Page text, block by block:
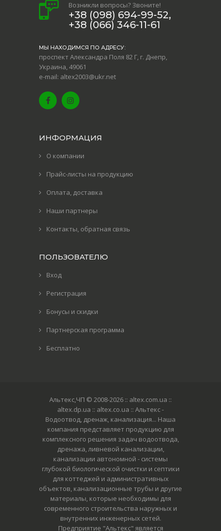
Возникли вопросы? Звоните!
+38 (098) 694-99-52,
+38 (066) 346-11-61
МЫ НАХОДИМСЯ ПО АДРЕСУ:
проспект Александра Поля 82 Г, г. Днепр,
Украина, 49061
e-mail: altex2003@ukr.net
ИНФОРМАЦИЯ
О компании
Прайс-листы на продукцию
Оплата, доставка
Наши партнеры
Контакты, обратная связь
ПОЛЬЗОВАТЕЛЮ
Вход
Регистрация
Бонусы и скидки
Партнерская программа
Бесплатно
Альтекс,ЧП © 2008-2026 :: altex.com.ua ::
altex.dp.ua :: altex.co.ua :: Альтекс -
Водоотвод, дренаж, канализация... Наша
компания представляет продукцию для
комплексного решения задач водоотвода,
дренажа, ливневой канализации,
канализации автономной - системы
глубокой биологической очистки и септики
для коттеджей и административных
объектов, канализационные трубы и другие
материалы, которые необходимы для
современного строительства наружных и
внутренних инженерных сетей.
Предприятие "Альтекс" является